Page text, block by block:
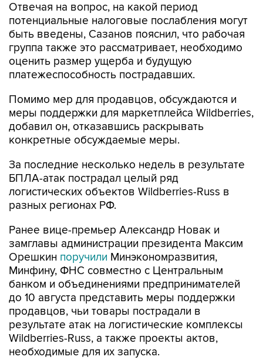
Отвечая на вопрос, на какой период
потенциальные налоговые послабления могут
быть введены, Сазанов пояснил, что рабочая
группа также это рассматривает, необходимо
оценить размер ущерба и будущую
платежеспособность пострадавших.
Помимо мер для продавцов, обсуждаются и
меры поддержки для маркетплейса Wildberries,
добавил он, отказавшись раскрывать
конкретные обсуждаемые меры.
За последние несколько недель в результате
БПЛА-атак пострадал целый ряд
логистических объектов Wildberries-Russ в
разных регионах РФ.
Ранее вице-премьер Александр Новак и
замглавы администрации президента Максим
Орешкин поручили Минэкономразвития,
Минфину, ФНС совместно с Центральным
банком и объединениями предпринимателей
до 10 августа представить меры поддержки
продавцов, чьи товары пострадали в
результате атак на логистические комплексы
Wildberries-Russ, а также проекты актов,
необходимые для их запуска.